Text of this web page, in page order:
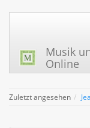
Musik
Online
Zuletzt angesehen